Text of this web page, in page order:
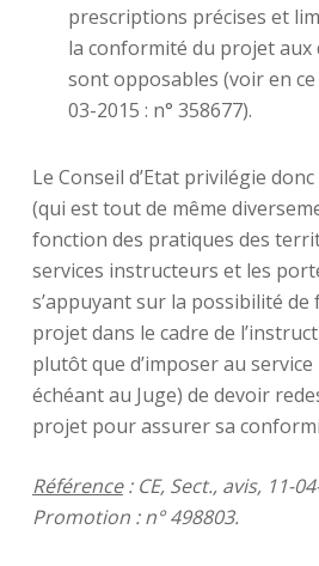
prescriptions précises et
la conformité du projet
sont opposables (voir en ce
03-2015 : n° 358677).
Le Conseil d’Etat privilégie donc
(qui est tout de même
fonction des pratiques des
services instructeurs et les
s’appuyant sur la possibilité de
projet dans le cadre de
plutôt que d’imposer au
échéant au Juge) de devoir
projet pour assurer sa
Référence: CE, Sect., avis, 11-
Promotion : n° 498803.